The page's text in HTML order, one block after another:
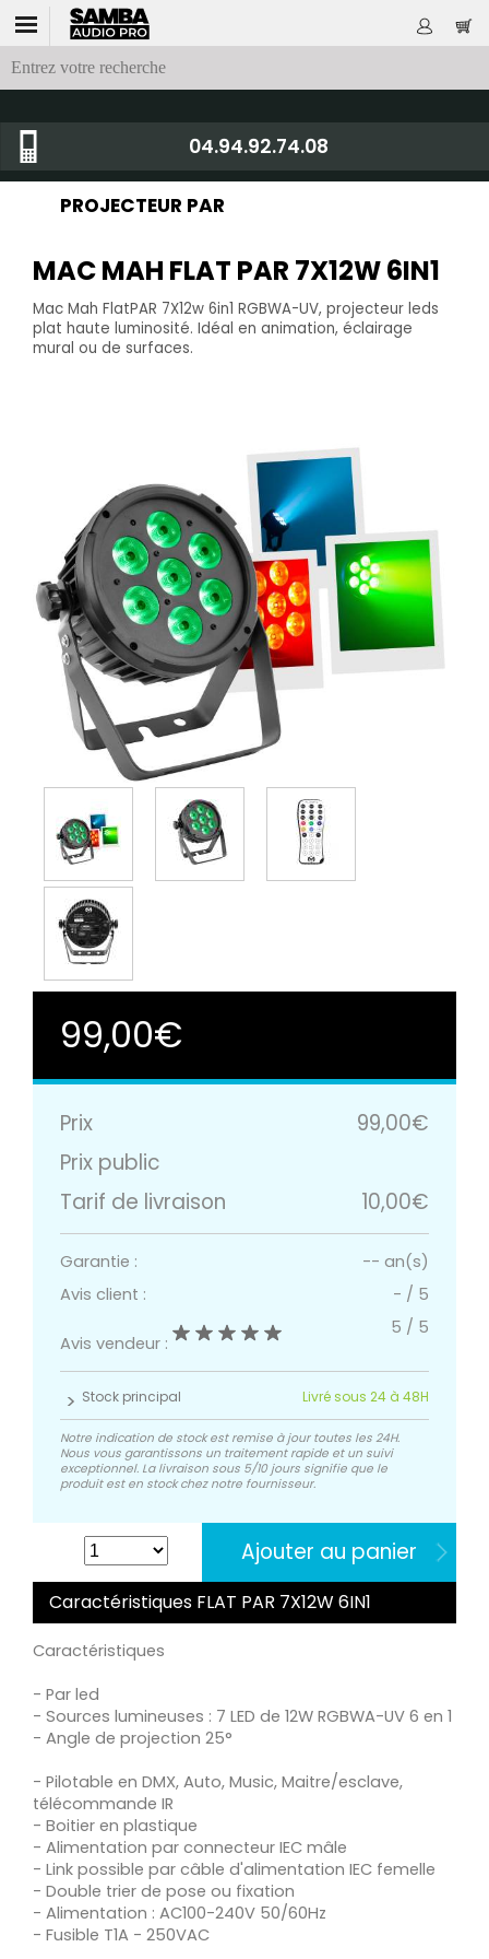
04.94.92.74.08
PROJECTEUR PAR
MAC MAH FLAT PAR 7X12W 6IN1
Mac Mah FlatPAR 7X12w 6in1 RGBWA-UV, projecteur leds
plat haute luminosité. Idéal en animation, éclairage
mural ou de surfaces.
99,00€
Prix
99,00€
Prix public
Tarif de livraison
10,00€
Garantie :
-- an(s)
Avis client :
- / 5
Avis vendeur :
5 / 5
Stock principal Livré sous 24 à 48H
Notre indication de stock est remise à jour toutes les 24H.
Nous vous garantissons un traitement rapide et un suivi
exceptionnel. La livraison sous 5/10 jours signifie que le
produit est en stock chez notre fournisseur.
Ajouter au panier
Caractéristiques FLAT PAR 7X12W 6IN1
Caractéristiques
- Par led
- Sources lumineuses : 7 LED de 12W RGBWA-UV 6 en 1
- Angle de projection 25°
- Pilotable en DMX, Auto, Music, Maitre/esclave,
télécommande IR
- Boitier en plastique
- Alimentation par connecteur IEC mâle
- Link possible par câble d'alimentation IEC femelle
- Double trier de pose ou fixation
- Alimentation : AC100-240V 50/60Hz
- Fusible T1A - 250VAC